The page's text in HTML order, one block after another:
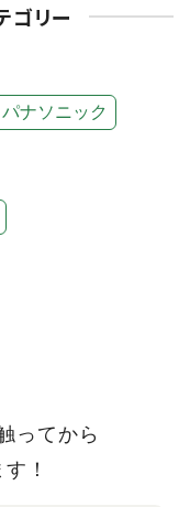
ゴリー
パナソニック
ってから
！